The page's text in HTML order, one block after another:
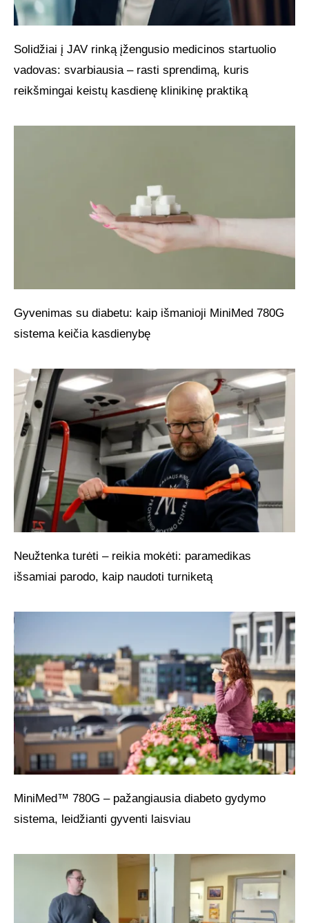
Solidžiai į JAV rinką įžengusio medicinos startuolio
vadovas: svarbiausia – rasti sprendimą, kuris
reikšmingai keistų kasdienę klinikinę praktiką
Gyvenimas su diabetu: kaip išmanioji MiniMed 780G
sistema keičia kasdienybę
Neužtenka turėti – reikia mokėti: paramedikas
išsamiai parodo, kaip naudoti turniketą
MiniMed™ 780G – pažangiausia diabeto gydymo
sistema, leidžianti gyventi laisviau